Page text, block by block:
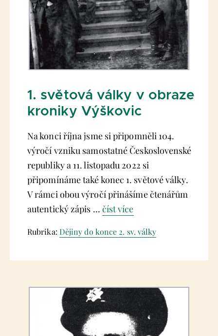
1. světová války v obraze
kroniky Výškovic
Na konci října jsme si připomněli 104.
výročí vzniku samostatné Československé
republiky a 11. listopadu 2022 si
připomínáme také konec 1. světové války.
V rámci obou výročí přinášíme čtenářům
autentický zápis … číst více
Rubrika: Dějiny do konce 2. sv. války